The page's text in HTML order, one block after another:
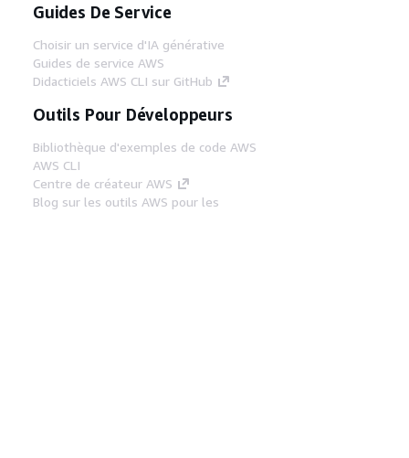
Guides De Service
Choisir un service d'IA générative
Guides de service AWS
Didacticiels AWS CLI sur GitHub
Outils Pour Développeurs
Bibliothèque d'exemples de code AWS
AWS CLI
Centre de créateur AWS
Blog sur les outils AWS pour les